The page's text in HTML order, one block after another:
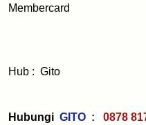
Membercard
Hub : Gito
Hubungi GITO : 0878